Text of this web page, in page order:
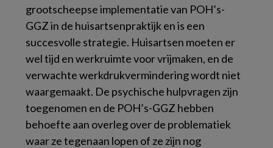
grootscheepse implementatie van POH’s-
GGZ in de huisartsenpraktijk en is een
succesvolle strategie. Huisartsen moeten er
wel tijd en werkruimte voor vrijmaken, en de
verwachte werkdrukvermindering wordt niet
waargemaakt. De psychische hulpvragen zijn
toegenomen en de POH’s-GGZ hebben
behoefte aan overleg over de problematiek
waar ze tegenaan lopen of ze zijn nog